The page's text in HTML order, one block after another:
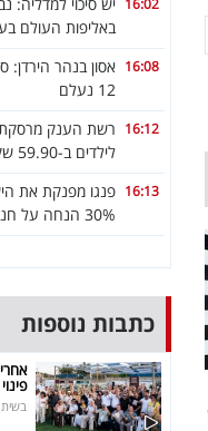
באליפות העולם
16:08 אסון בנהר הירדן:
12 נעלם
16:12 רשת הענק מרסקת
לילדים ב-59.90 שקל במקום 149.90
16:13 פנגו מפנקת את
30% הנחה על חניה ונסיעות חינם
כתבות נוספות